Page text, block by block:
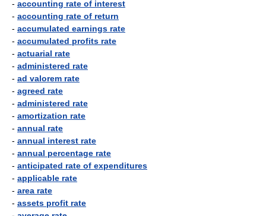
- accounting rate of interest
- accounting rate of return
- accumulated earnings rate
- accumulated profits rate
- actuarial rate
- administered rate
- ad valorem rate
- agreed rate
- administered rate
- amortization rate
- annual rate
- annual interest rate
- annual percentage rate
- anticipated rate of expenditures
- applicable rate
- area rate
- assets profit rate